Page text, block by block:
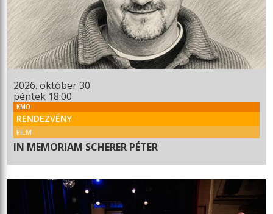
2026. október 30.
péntek 18:00
KMO
RENDEZVÉNY
FILM
IN MEMORIAM SCHERER PÉTER